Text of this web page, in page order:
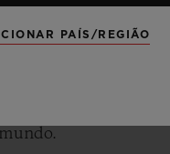
PAÍS/REGIÃO